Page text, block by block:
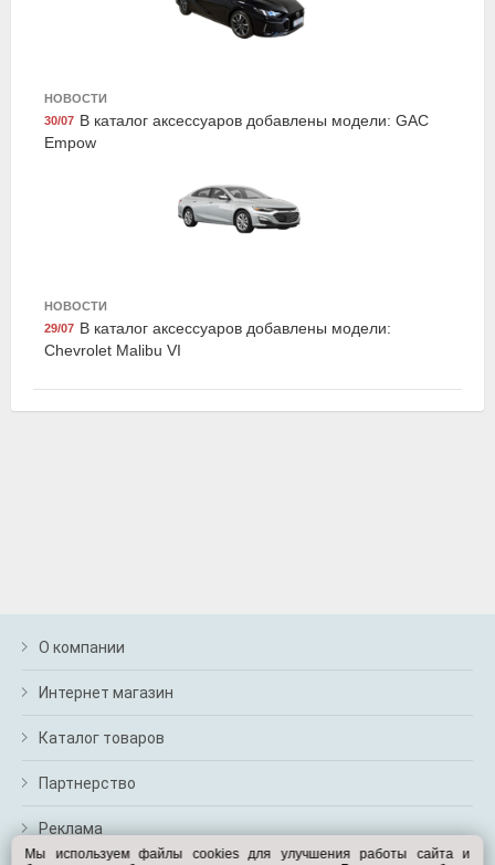
Exist E77290LCR
Жидкость охлаждающая "Antifreeze G12+", красная,
Набор предохранителей флажковых стандарт 5-7,5-
НОВОСТИ
30/07 В каталог аксессуаров добавлены модели: GAC
Empow
НОВОСТИ
29/07 В каталог аксессуаров добавлены модели:
Chevrolet Malibu VI
О компании
Интернет магазин
Каталог товаров
Партнерство
Реклама
Мы используем файлы cookies для улучшения работы сайта и